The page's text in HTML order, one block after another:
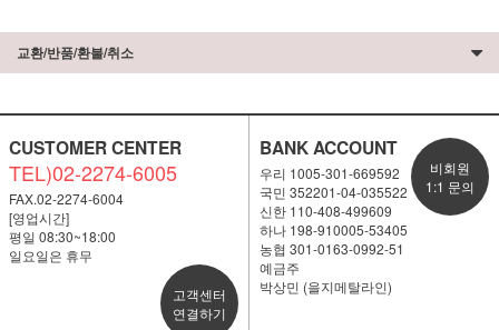
교환/반품/환불/취소
CUSTOMER CENTER
TEL)02-2274-6005
FAX.02-2274-6004
[영업시간]
평일 08:30~18:00
일요일은 휴무
고객센터
연결하기
BANK ACCOUNT
우리 1005-301-669592
국민 352201-04-035522
신한 110-408-499609
하나 198-910005-53405
농협 301-0163-0992-51
예금주
박상민 (을지메탈라인)
비회원
1:1 문의